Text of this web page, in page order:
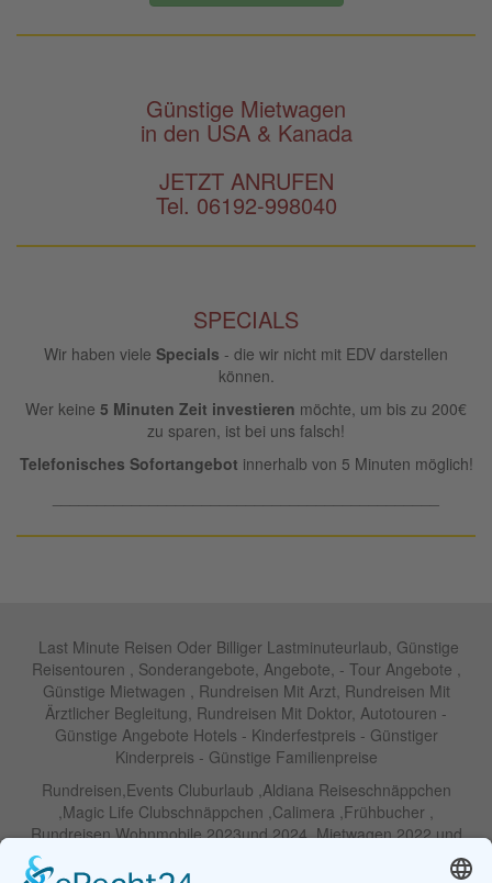
Günstige Mietwagen
in den USA & Kanada
JETZT ANRUFEN
Tel. 06192-998040
SPECIALS
Wir haben viele Specials - die wir nicht mit EDV darstellen
können.
Wer keine 5 Minuten Zeit investieren möchte, um bis zu 200€
zu sparen, ist bei uns falsch!
Telefonisches Sofortangebot innerhalb von 5 Minuten möglich!
Last Minute Reisen Oder Billiger Lastminuteurlaub, Günstige
Reisentouren , Sonderangebote, Angebote, - Tour Angebote ,
Günstige Mietwagen , Rundreisen Mit Arzt, Rundreisen Mit
Ärztlicher Begleitung, Rundreisen Mit Doktor, Autotouren -
Günstige Angebote Hotels - Kinderfestpreis - Günstiger
Kinderpreis - Günstige Familienpreise
Rundreisen,Events Cluburlaub ,Aldiana Reiseschnäppchen
,Magic Life Clubschnäppchen ,Calimera ,Frühbucher ,
Rundreisen Wohnmobile 2023und 2024 ,Mietwagen 2022 und
Weihnachtreisen 2022 und 2023 , Silvesterreisen 2022 und 2032,